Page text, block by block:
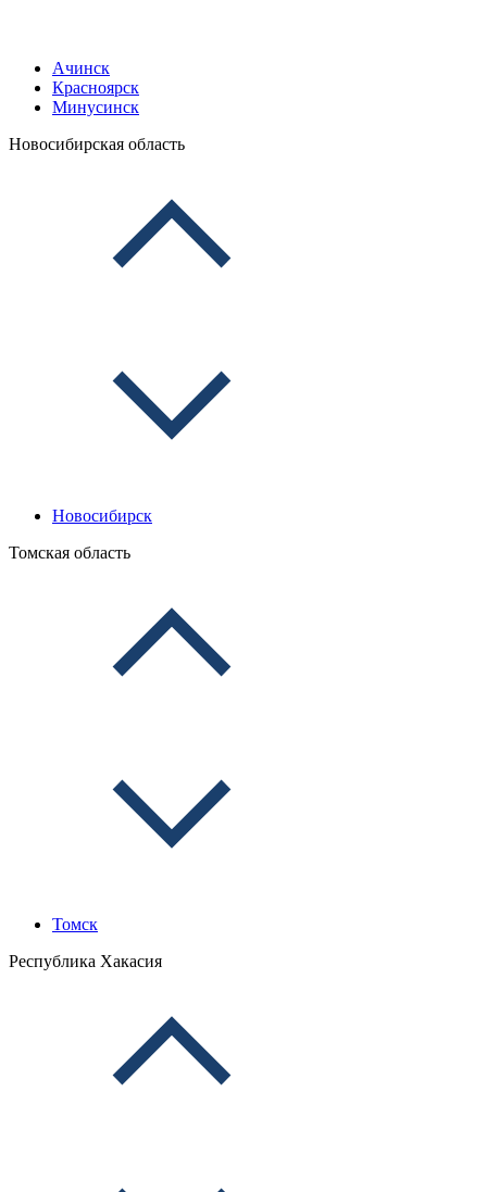
Ачинск
Красноярск
Минусинск
Новосибирская область
Новосибирск
Томская область
Томск
Республика Хакасия